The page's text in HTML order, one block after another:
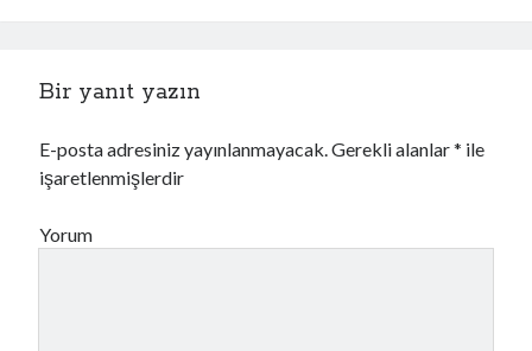
Nuxt
Sistem Güvenliği
Veritabanı Güvenliği
Web Güvenliği
Bir yanıt yazın
E-posta adresiniz yayınlanmayacak.Gerekli alanlar* ile
işaretlenmişlerdir
Yorum